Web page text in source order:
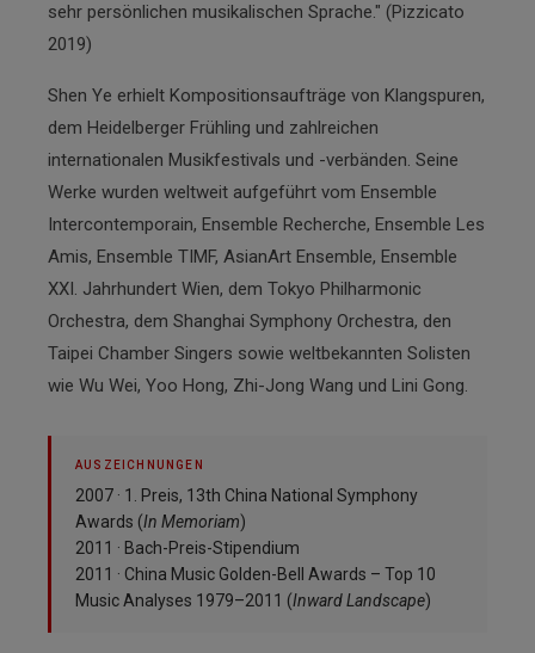
sehr persönlichen musikalischen Sprache." (Pizzicato
2019)
Shen Ye erhielt Kompositionsaufträge von Klangspuren,
dem Heidelberger Frühling und zahlreichen
internationalen Musikfestivals und -verbänden. Seine
Werke wurden weltweit aufgeführt vom Ensemble
Intercontemporain, Ensemble Recherche, Ensemble Les
Amis, Ensemble TIMF, AsianArt Ensemble, Ensemble
XXI. Jahrhundert Wien, dem Tokyo Philharmonic
Orchestra, dem Shanghai Symphony Orchestra, den
Taipei Chamber Singers sowie weltbekannten Solisten
wie Wu Wei, Yoo Hong, Zhi-Jong Wang und Lini Gong.
AUSZEICHNUNGEN
2007 · 1. Preis, 13th China National Symphony
Awards (In Memoriam)
2011 · Bach-Preis-Stipendium
2011 · China Music Golden-Bell Awards – Top 10
Music Analyses 1979–2011 (Inward Landscape)